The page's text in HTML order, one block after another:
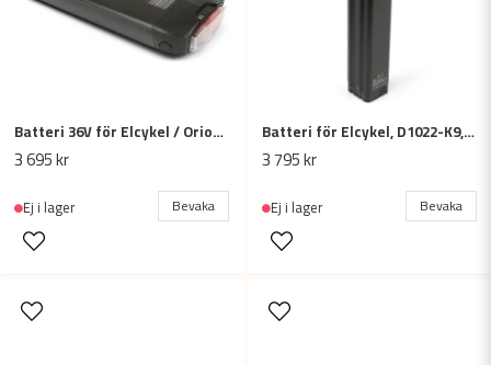
Batteri 36V för Elcykel / Orion Cargobike, LG 36V/13Ah
3 695 kr
Ej i lager Bevaka
Batteri för Elcykel, D1022-K9, 36V, 13Ah
3 795 kr
Ej i lager Bevaka
Skicka fråga